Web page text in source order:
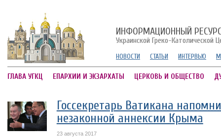
ИНФОРМАЦИОННЫЙ
Украинской Греко-Католической
НОВОСТИ СТАТЬИ ИНТЕРВЬЮ
ГЛАВА УГКЦ ЕПАРХИИ И ЭКЗАРХАТЫ ЦЕРКОВЬ И ОБЩЕСТВО
Госсекретарь Ватикана
незаконной аннексии Крыма
23 августа 2017